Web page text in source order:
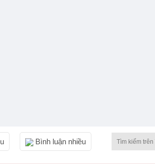
Bình luận nhiều